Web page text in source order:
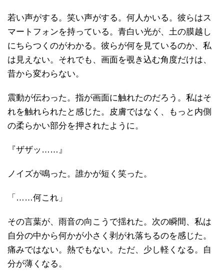
若い声がする。笑い声がする。何人かいる。彼らはス
マートフォンを持っている。青白い光が、土の膜越し
にちらつくのがわかる。彼らが何を見ているのか、私
は見えない。それでも、画面を覗き込む角度だけは、
昔から変わらない。
震動が伝わった。指が画面に触れたのだろう。私はそ
れを触れられたと感じた。皮膚ではなく、もっと内側
の柔らかい部分を押されたように。
『ザザッ……』
ノイズが鳴った。誰かが短く笑った。
「……何これ」
その言葉が、雨音の向こうで揺れた。次の瞬間、私は
自分の中から何かが小さく剥がれ落ちるのを感じた。
痛みではない。熱でもない。ただ、少し軽くなる。自
分が薄くなる。